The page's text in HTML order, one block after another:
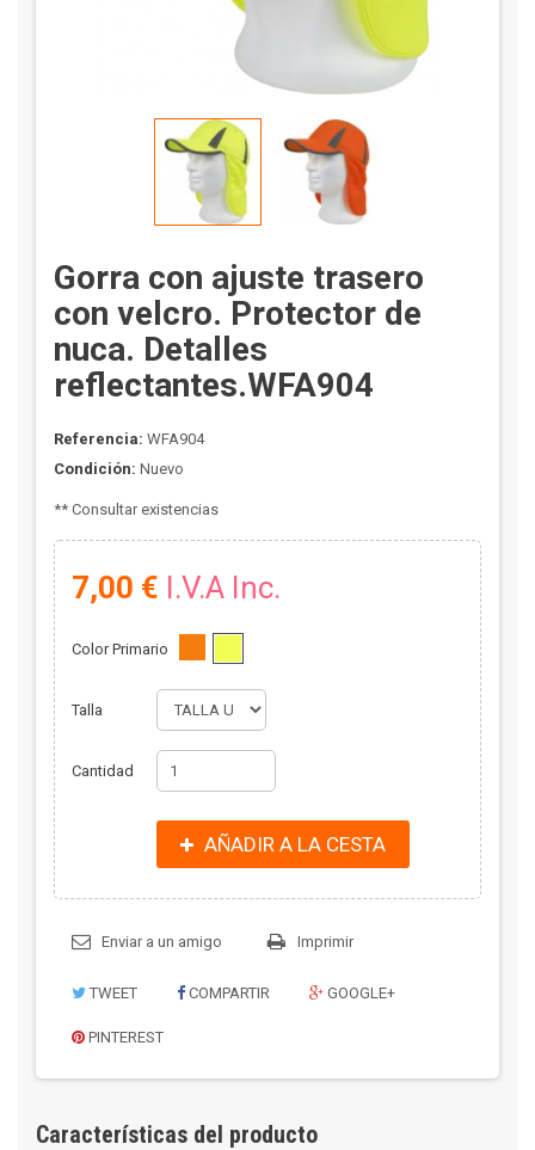
Gorra con ajuste trasero
con velcro. Protector de
nuca. Detalles
reflectantes.WFA904
Referencia: WFA904
Condición: Nuevo
** Consultar existencias
7,00 € I.V.A Inc.
Color Primario
Talla
Cantidad
AÑADIR A LA CESTA
Enviar a un amigo Imprimir
TWEET COMPARTIR GOOGLE+
PINTEREST
Características del producto